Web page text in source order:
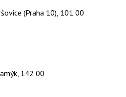
(Praha 10), 101 00
142 00